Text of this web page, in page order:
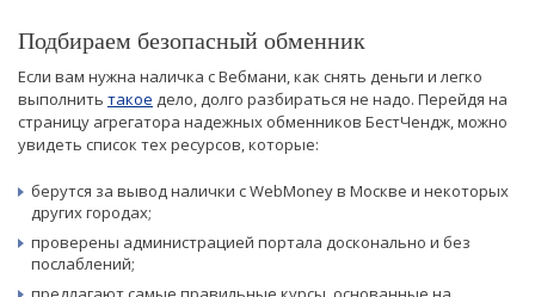
Подбираем безопасный обменник
Если вам нужна наличка с Вебмани, как снять деньги и легко
выполнить такое дело, долго разбираться не надо. Перейдя на
страницу агрегатора надежных обменников БестЧендж, можно
увидеть список тех ресурсов, которые:
берутся за вывод налички с WebMoney в Москве и некоторых
других городах;
проверены администрацией портала досконально и без
послаблений;